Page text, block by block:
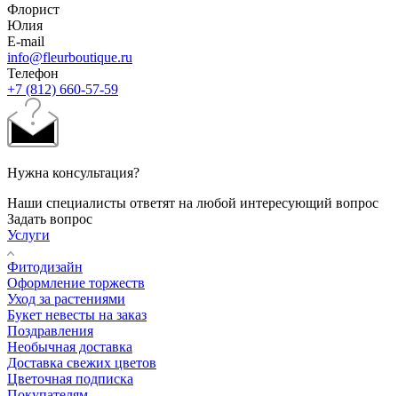
Флорист
Юлия
E-mail
info@fleurboutique.ru
Телефон
+7 (812) 660-57-59
Нужна консультация?
Наши специалисты ответят на любой интересующий вопрос
Задать вопрос
Услуги
Фитодизайн
Оформление торжеств
Уход за растениями
Букет невесты на заказ
Поздравления
Необычная доставка
Доставка свежих цветов
Цветочная подписка